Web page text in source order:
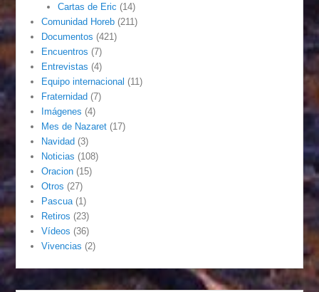
Cartas de Eric (14)
Comunidad Horeb (211)
Documentos (421)
Encuentros (7)
Entrevistas (4)
Equipo internacional (11)
Fraternidad (7)
Imágenes (4)
Mes de Nazaret (17)
Navidad (3)
Noticias (108)
Oracion (15)
Otros (27)
Pascua (1)
Retiros (23)
Vídeos (36)
Vivencias (2)